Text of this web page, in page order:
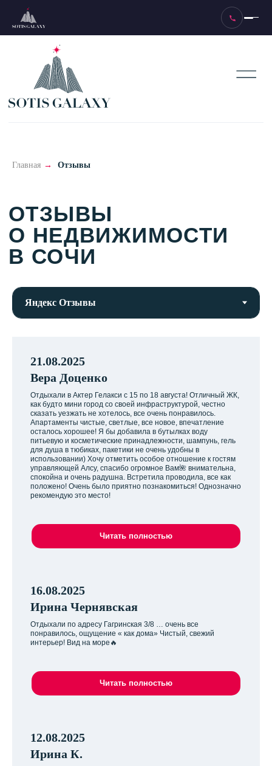
Главная → Отзывы
О НЕДВИЖИМОСТИ
21.08.2025
Вера Доценко
Отдыхали в Актер Гелакси с 15 по 18 августа! Отличный ЖК,
как будто мини город со своей инфраструктурой, честно
сказать уезжать не хотелось, все очень понравилось.
Апартаменты чистые, светлые, все новое, впечатление
осталось хорошее! Я бы добавила в бутылках воду
питьевую и косметические принадлежности, шампунь, гель
для душа в тюбиках, пакетики не очень удобны в
использовании) Хочу отметить особое отношение к гостям
управляющей Алсу, спасибо огромное Вам🌺 внимательна,
спокойна и очень радушна. Встретила проводила, все как
положено! Очень было приятно познакомиться! Однозначно
рекомендую это место!
Читать полностью
16.08.2025
Ирина Чернявская
Отдыхали по адресу Гагринская 3/8 … очень все
понравилось, ощущение « как дома» Чистый, свежий
интерьер! Вид на море🔥
Читать полностью
12.08.2025
Ирина К.